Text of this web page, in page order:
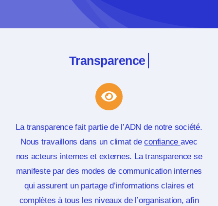
La transparence fait partie de l’ADN de notre société.
Nous travaillons dans un climat deconfiance avec
nos acteurs internes et externes. La transparence se
manifeste par des modes de communication internes
qui assurent un partage d’informations claires et
complètes à tous les niveaux de l’organisation, afin